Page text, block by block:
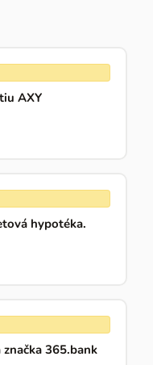
AXY
hypotéka.
365.bank